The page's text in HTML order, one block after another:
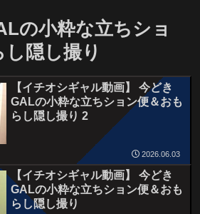
の小粋な立ちショ
隠し撮り
【イチオシギャル動画】 今どき
GALの小粋な立ちション便＆おも
らし隠し撮り 2
2026.06.03
【イチオシギャル動画】 今どき
GALの小粋な立ちション便＆おも
らし隠し撮り